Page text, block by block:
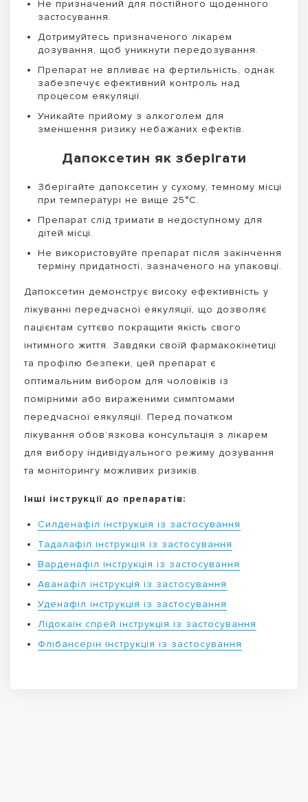
Не призначений для постійного щоденного
застосування.
Дотримуйтесь призначеного лікарем
дозування, щоб уникнути передозування.
Препарат не впливає на фертильність, однак
забезпечує ефективний контроль над
процесом еякуляції.
Уникайте прийому з алкоголем для
зменшення ризику небажаних ефектів.
Дапоксетин як зберігати
Зберігайте дапоксетин у сухому, темному місці
при температурі не вище 25°C.
Препарат слід тримати в недоступному для
дітей місці.
Не використовуйте препарат після закінчення
терміну придатності, зазначеного на упаковці.
Дапоксетин демонструє високу ефективність у
лікуванні передчасної еякуляції, що дозволяє
пацієнтам суттєво покращити якість свого
інтимного життя. Завдяки своїй фармакокінетиці
та профілю безпеки, цей препарат є
оптимальним вибором для чоловіків із
помірними або вираженими симптомами
передчасної еякуляції. Перед початком
лікування обов’язкова консультація з лікарем
для вибору індивідуального режиму дозування
та моніторингу можливих ризиків.
Інші інструкції до препаратів:
Силденафіл інструкція із застосування
Тадалафіл інструкція із застосування
Варденафіл інструкція із застосування
Аванафіл інструкція із застосування
Уденафіл інструкція із застосування
Лідокаїн спрей інструкція із застосування
Флібансерін інструкція із застосування